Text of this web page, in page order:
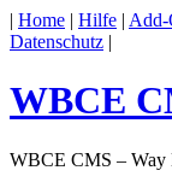
| Home | Hilfe | Add-
Datenschutz |
WBCE
WBCE CMS – Way